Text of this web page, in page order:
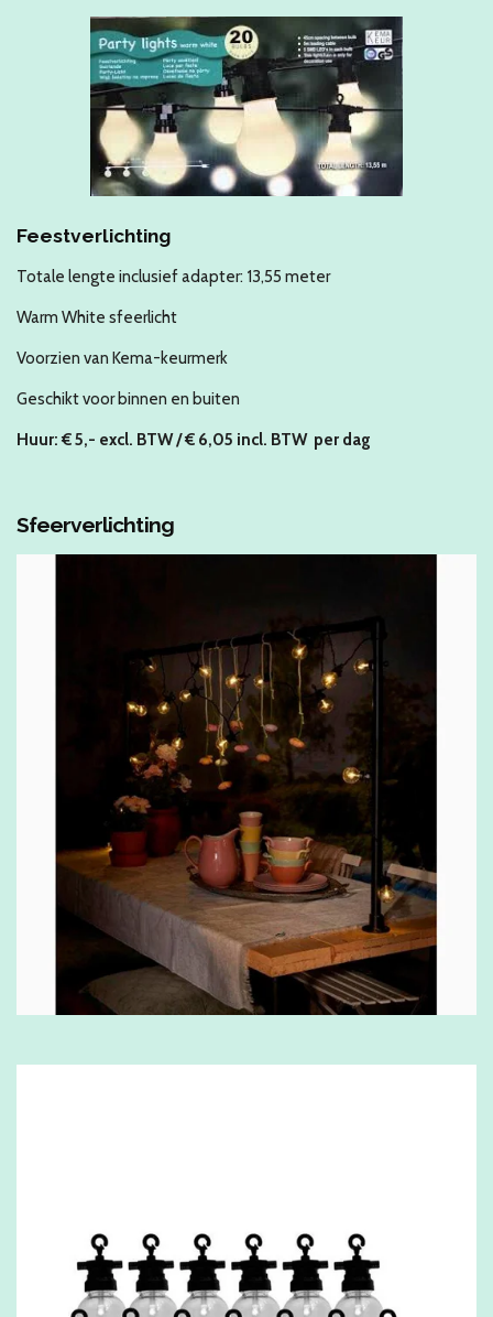
Feestverlichting
Totale lengte inclusief adapter: 13,55 meter
Warm White sfeerlicht
Voorzien van Kema-keurmerk
Geschikt voor binnen en buiten
Huur: € 5,- excl. BTW / € 6,05 incl. BTW per dag
Sfeerverlichting